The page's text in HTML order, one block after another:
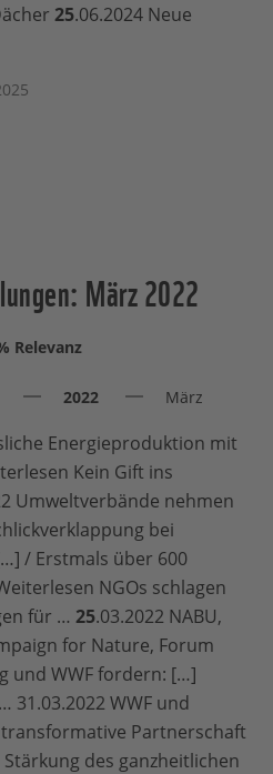
25.06.2024 Neue
März 2022
Relevanz
2022 März
Energieproduktion mit
Kein Gift ins
Umweltverbände nehmen
bei
/ Erstmals über 600
NGOs schlagen
für … 25.03.2022 NABU,
for Nature, Forum
und WWF fordern: […]
31.03.2022 WWF und
Partnerschaft
Stärkung des ganzheitlichen